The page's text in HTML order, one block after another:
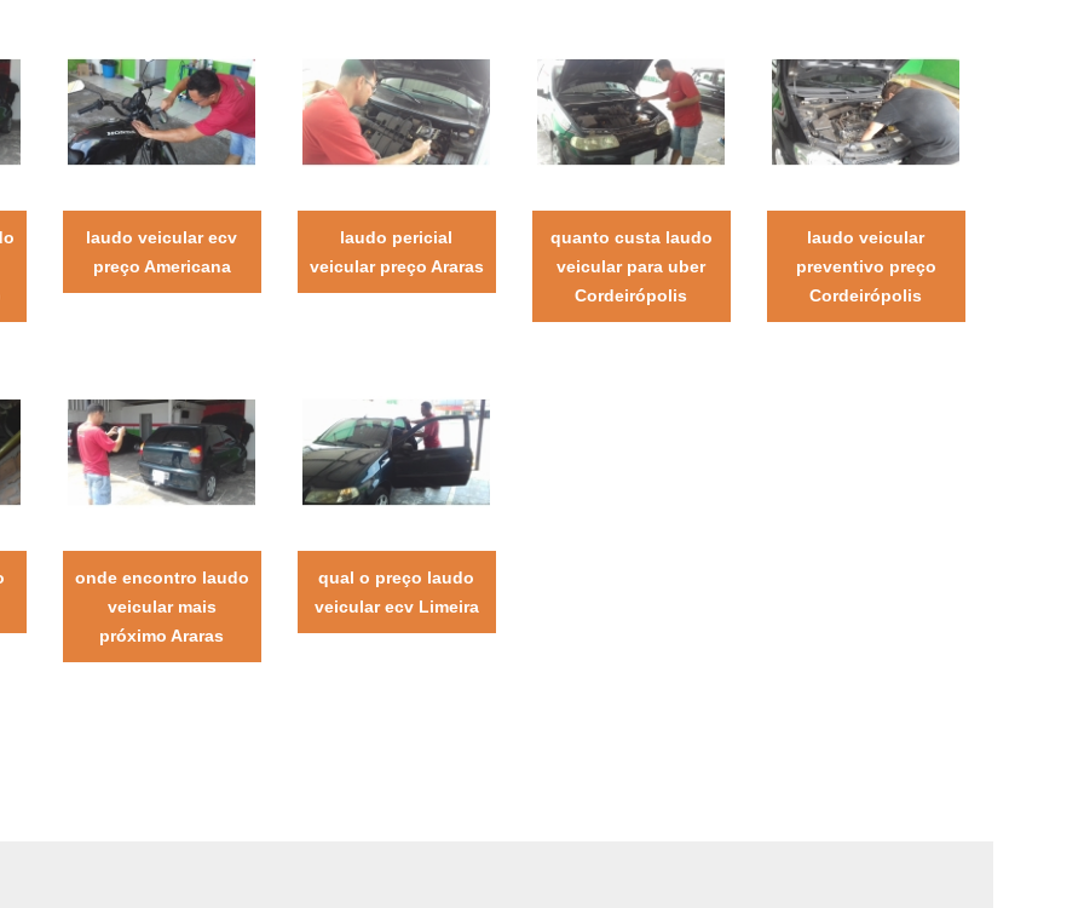
laudo veicular ecv
preço Americana
laudo pericial
veicular preço Araras
quanto custa laudo
veicular para uber
Cordeirópolis
laudo veicular
preventivo preço
Cordeirópolis
onde encontro laudo
veicular mais
próximo Araras
qual o preço laudo
veicular ecv Limeira